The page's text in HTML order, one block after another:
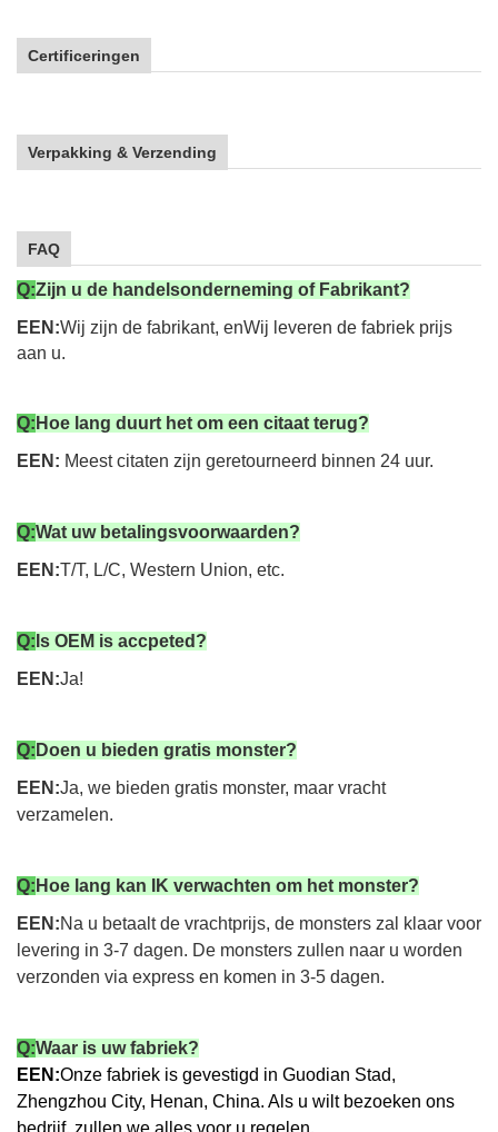
Certificeringen
Verpakking & Verzending
FAQ
Q:Zijn u de handelsonderneming of Fabrikant?
EEN:Wij zijn de fabrikant, enWij leveren de fabriek prijs
aan u.
Q: Hoe lang duurt het om een citaat terug?
EEN: Meest citaten zijn geretourneerd binnen 24 uur.
Q:Wat uw betalingsvoorwaarden?
EEN:T/T, L/C, Western Union, etc.
Q: Is OEM is accpeted?
EEN:Ja!
Q: Doen u bieden gratis monster?
EEN:Ja, we bieden gratis monster, maar vracht
verzamelen.
Q: Hoe lang kan IK verwachten om het monster?
EEN:Na u betaalt de vrachtprijs, de monsters zal klaar voor
levering in 3-7 dagen. De monsters zullen naar u worden
verzonden via express en komen in 3-5 dagen.
Q:Waar is uw fabriek?
EEN:Onze fabriek is gevestigd in Guodian Stad,
Zhengzhou City, Henan, China. Als u wilt bezoeken ons
bedrijf, zullen we alles voor u regelen.